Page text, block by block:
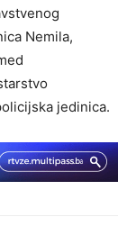
Nemila,
jedinica.